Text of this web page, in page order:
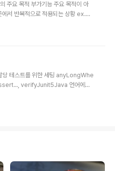
필드와 메소드를 보호하여 각 객체..
주요 목적 부가기능 주요 목적이 아
서 반복적으로 적용되는 상황 ex.Tr
관심사 @Around, Before, After, Af
트컷으로 지정) excution(* com.exa
포인트 어드바이스가 적용되
테스트를 위한 세팅 anyLongWhe
verifyJunit5Java 언어에서
Sum Testpublic class Basic